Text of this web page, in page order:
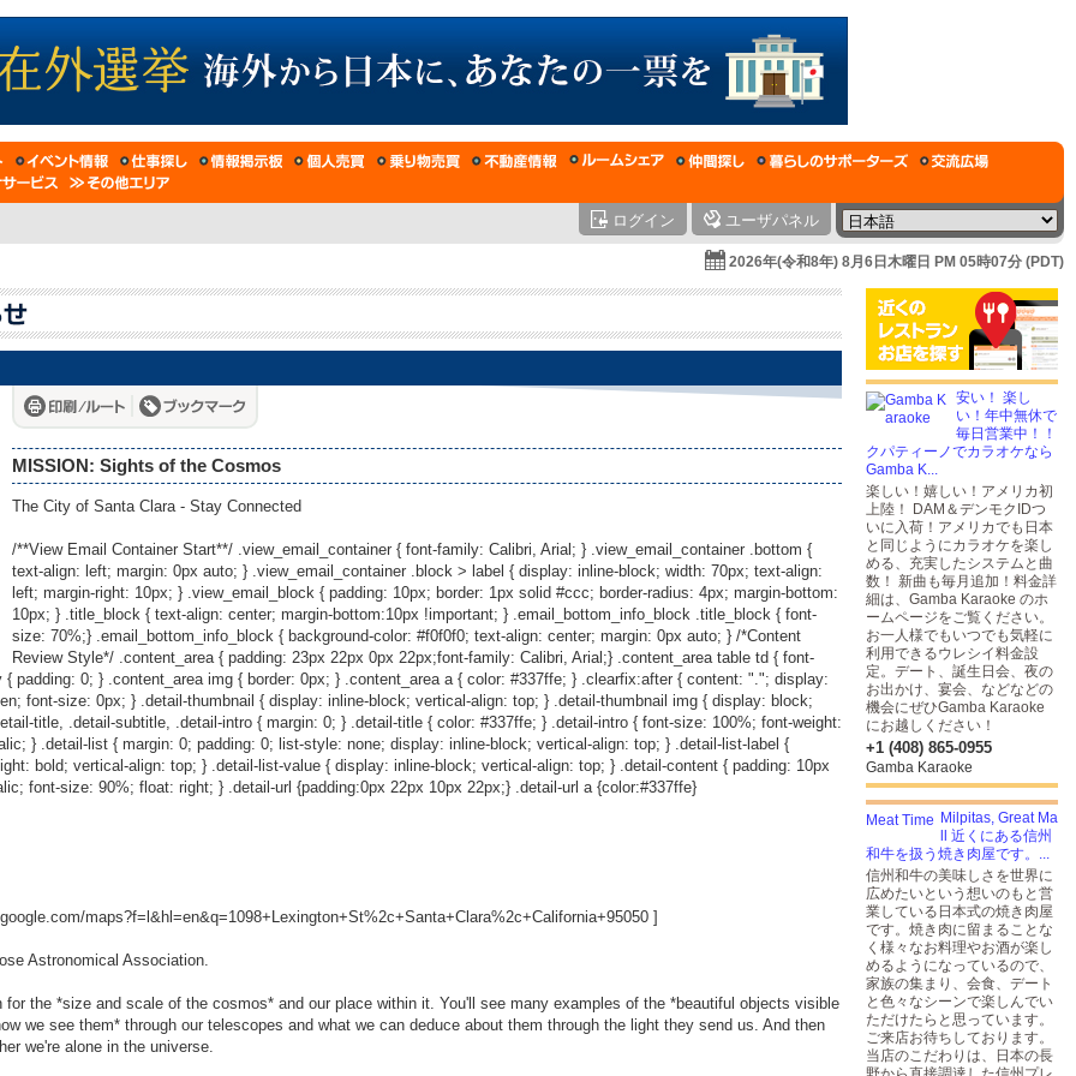
ログイン ユーザパネル
2026年(令和8年) 8月6日木曜日 PM 05時07分 (PDT)
MISSION: Sights of the Cosmos
The City of Santa Clara - Stay Connected
/**View Email Container Start**/ .view_email_container { font-family: Calibri, Arial; } .view_email_container .bottom {
text-align: left; margin: 0px auto; } .view_email_container .block > label { display: inline-block; width: 70px; text-align:
left; margin-right: 10px; } .view_email_block { padding: 10px; border: 1px solid #ccc; border-radius: 4px; margin-bottom:
10px; } .title_block { text-align: center; margin-bottom:10px !important; } .email_bottom_info_block .title_block { font-
size: 70%;} .email_bottom_info_block { background-color: #f0f0f0; text-align: center; margin: 0px auto; } /*Content
Review Style*/ .content_area { padding: 23px 22px 0px 22px;font-family: Calibri, Arial;} .content_area table td { font-
padding: 0; } .content_area img { border: 0px; } .content_area a { color: #337ffe; } .clearfix:after { content: "."; display:
font-size: 0px; } .detail-thumbnail { display: inline-block; vertical-align: top; } .detail-thumbnail img { display: block;
title, .detail-subtitle, .detail-intro { margin: 0; } .detail-title { color: #337ffe; } .detail-intro { font-size: 100%; font-weight:
} .detail-list { margin: 0; padding: 0; list-style: none; display: inline-block; vertical-align: top; } .detail-list-label {
bold; vertical-align: top; } .detail-list-value { display: inline-block; vertical-align: top; } .detail-content { padding: 10px
font-size: 90%; float: right; } .detail-url {padding:0px 22px 10px 22px;} .detail-url a {color:#337ffe}
maps?f=l&hl=en&q=1098+Lexington+St%2c+Santa+Clara%2c+California+95050 ]
Astronomical Association.
for the *size and scale of the cosmos* and our place within it. You'll see many examples of the *beautiful objects visible
we see them* through our telescopes and what we can deduce about them through the light they send us. And then
we're alone in the universe.
安い！ 楽し
い！年中無休で
毎日営業中！！
クパティーノでカラオケなら
Gamba K...
楽しい！嬉しい！アメリカ初
上陸！ DAM＆デンモクIDつ
いに入荷！アメリカでも日本
と同じようにカラオケを楽し
める、充実したシステムと曲
数！ 新曲も毎月追加！料金詳
細は、Gamba Karaoke のホ
ームページをご覧ください。
お一人様でもいつでも気軽に
利用できるウレシイ料金設
定。デート、誕生日会、夜の
お出かけ、宴会、などなどの
機会にぜひGamba Karaoke
にお越しください！
+1 (408) 865-0955
Gamba Karaoke
Milpitas, Great Ma
ll 近くにある信州
和牛を扱う焼き肉屋です。...
信州和牛の美味しさを世界に
広めたいという想いのもと営
業している日本式の焼き肉屋
です。焼き肉に留まることな
く様々なお料理やお酒が楽し
めるようになっているので、
家族の集まり、会食、デート
と色々なシーンで楽しんでい
ただけたらと思っています。
ご来店お待ちしております。
当店のこだわりは、日本の長